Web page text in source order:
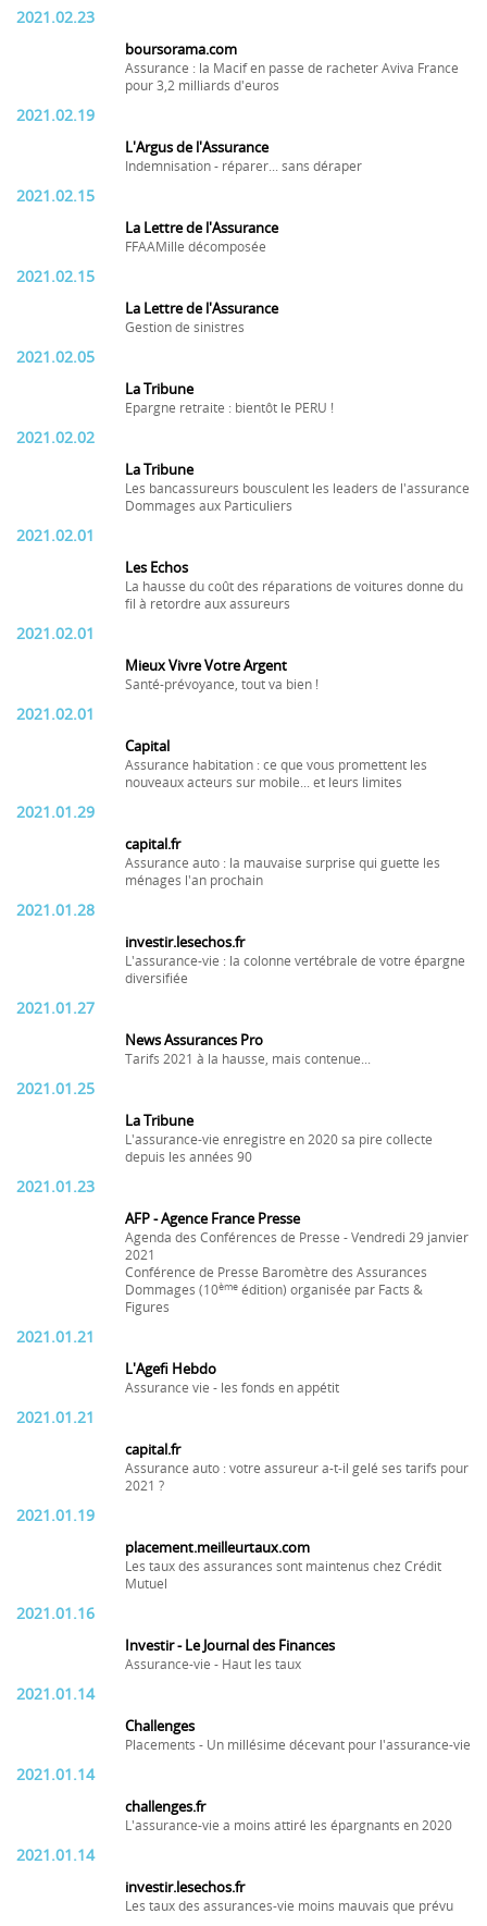
2021.02.23
boursorama.com
Assurance : la Macif en passe de racheter Aviva France
pour 3,2 milliards d'euros
2021.02.19
L'Argus de l'Assurance
Indemnisation - réparer... sans déraper
2021.02.15
La Lettre de l'Assurance
FFAAMille décomposée
2021.02.15
La Lettre de l'Assurance
Gestion de sinistres
2021.02.05
La Tribune
Epargne retraite : bientôt le PERU !
2021.02.02
La Tribune
Les bancassureurs bousculent les leaders de l'assurance
Dommages aux Particuliers
2021.02.01
Les Echos
La hausse du coût des réparations de voitures donne du
fil à retordre aux assureurs
2021.02.01
Mieux Vivre Votre Argent
Santé-prévoyance, tout va bien !
2021.02.01
Capital
Assurance habitation : ce que vous promettent les
nouveaux acteurs sur mobile... et leurs limites
2021.01.29
capital.fr
Assurance auto : la mauvaise surprise qui guette les
ménages l'an prochain
2021.01.28
investir.lesechos.fr
L'assurance-vie : la colonne vertébrale de votre épargne
diversifiée
2021.01.27
News Assurances Pro
Tarifs 2021 à la hausse, mais contenue...
2021.01.25
La Tribune
L'assurance-vie enregistre en 2020 sa pire collecte
depuis les années 90
2021.01.23
AFP - Agence France Presse
Agenda des Conférences de Presse - Vendredi 29 janvier
2021
Conférence de Presse Baromètre des Assurances
Dommages (10ème édition) organisée par Facts &
Figures
2021.01.21
L'Agefi Hebdo
Assurance vie - les fonds en appétit
2021.01.21
capital.fr
Assurance auto : votre assureur a-t-il gelé ses tarifs pour
2021 ?
2021.01.19
placement.meilleurtaux.com
Les taux des assurances sont maintenus chez Crédit
Mutuel
2021.01.16
Investir - Le Journal des Finances
Assurance-vie - Haut les taux
2021.01.14
Challenges
Placements - Un millésime décevant pour l'assurance-vie
2021.01.14
challenges.fr
L'assurance-vie a moins attiré les épargnants en 2020
2021.01.14
investir.lesechos.fr
Les taux des assurances-vie moins mauvais que prévu